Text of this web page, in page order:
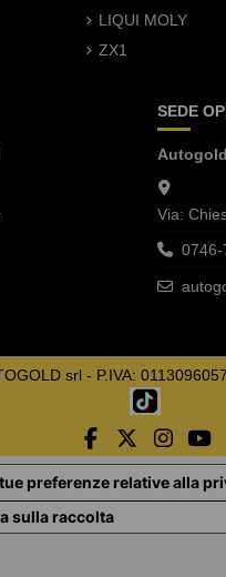
LIQUI MOLY
ZX1
SEDE
Autogold
Via:
0746-
srl - P.IVA:
sulla raccolta
preferenze relative alla